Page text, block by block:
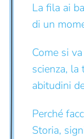
La fila ai
di un
Come si
scienza,
abitudini
Perché
Storia,